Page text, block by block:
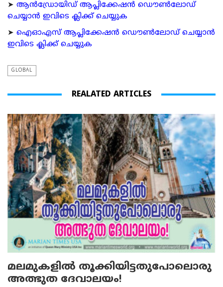
➤ ആന്‍ഡ്രോയിഡ് ആപ്ലിക്കേഷന്‍ ഡൌണ്‍ലോഡ്
ചെയ്യാന്‍ ഇവിടെ ക്ലിക്ക് ചെയ്യുക
➤ ഐഓഎസ് ആപ്ലിക്കേഷന്‍ ഡൌണ്‍ലോഡ് ചെയ്യാന്‍
ഇവിടെ ക്ലിക്ക് ചെയ്യുക
GLOBAL
REALATED ARTICLES
മലമുകളില്‍ തൂക്കിയിട്ടതുപോലൊരു
അത്ഭുത ദേവാലയം!